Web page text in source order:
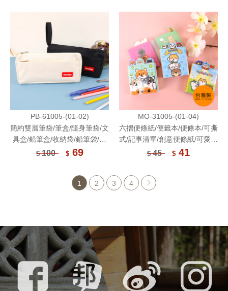
PB-61005-(01-02)
簡約雙層筆袋/筆盒/隨身筆袋/文
具盒/鉛筆盒/收納袋/鉛筆袋/學
生筆袋/文具收納/學生文具/拉鍊
$100 $69
MO-31005-(01-04)
六摺便條紙/便籤本/便條本/可撕
式/記事清單/創意便條紙/可愛卡
通-120張
$45 $ 41
1 2 3 4